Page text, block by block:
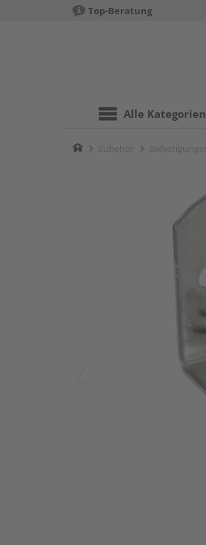
Top-Beratung
Alle Kategorien
Home